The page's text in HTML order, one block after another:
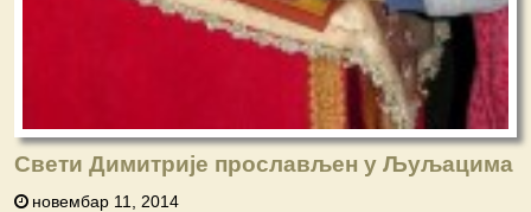
Свети Димитрије прослављен у Љуљацима
новембар 11, 2014